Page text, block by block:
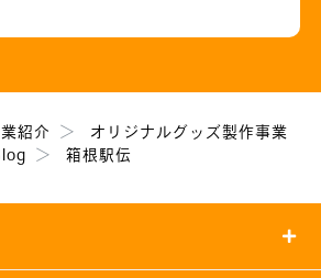
紹介
オリジナルグッズ製作事業
箱根駅伝